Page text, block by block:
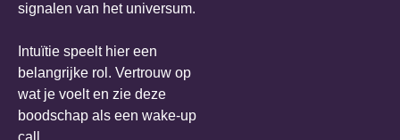
signalen van het universum.
Intuïtie speelt hier een
belangrijke rol. Vertrouw op
wat je voelt en zie deze
boodschap als een wake-up
call.